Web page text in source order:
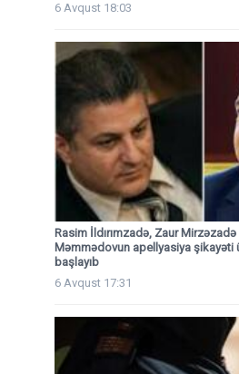
6 Avqust 18:03
Rasim İldırımzadə, Zaur
Məmmədovun apellyasiya şikayəti
başlayıb
6 Avqust 17:31